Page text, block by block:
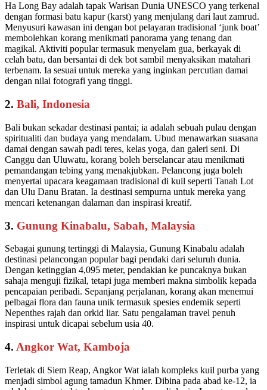
Ha Long Bay adalah tapak Warisan Dunia UNESCO yang terkenal
dengan formasi batu kapur (karst) yang menjulang dari laut zamrud.
Menyusuri kawasan ini dengan bot pelayaran tradisional ‘junk boat’
membolehkan korang menikmati panorama yang tenang dan
magikal. Aktiviti popular termasuk menyelam gua, berkayak di
celah batu, dan bersantai di dek bot sambil menyaksikan matahari
terbenam. Ia sesuai untuk mereka yang inginkan percutian damai
dengan nilai fotografi yang tinggi.
2. Bali, Indonesia
Bali bukan sekadar destinasi pantai; ia adalah sebuah pulau dengan
spiritualiti dan budaya yang mendalam. Ubud menawarkan suasana
damai dengan sawah padi teres, kelas yoga, dan galeri seni. Di
Canggu dan Uluwatu, korang boleh berselancar atau menikmati
pemandangan tebing yang menakjubkan. Pelancong juga boleh
menyertai upacara keagamaan tradisional di kuil seperti Tanah Lot
dan Ulu Danu Bratan. Ia destinasi sempurna untuk mereka yang
mencari ketenangan dalaman dan inspirasi kreatif.
3. Gunung Kinabalu, Sabah, Malaysia
Sebagai gunung tertinggi di Malaysia, Gunung Kinabalu adalah
destinasi pelancongan popular bagi pendaki dari seluruh dunia.
Dengan ketinggian 4,095 meter, pendakian ke puncaknya bukan
sahaja menguji fizikal, tetapi juga memberi makna simbolik kepada
pencapaian peribadi. Sepanjang perjalanan, korang akan menemui
pelbagai flora dan fauna unik termasuk spesies endemik seperti
Nepenthes rajah dan orkid liar. Satu pengalaman travel penuh
inspirasi untuk dicapai sebelum usia 40.
4. Angkor Wat, Kamboja
Terletak di Siem Reap, Angkor Wat ialah kompleks kuil purba yang
menjadi simbol agung tamadun Khmer. Dibina pada abad ke-12, ia